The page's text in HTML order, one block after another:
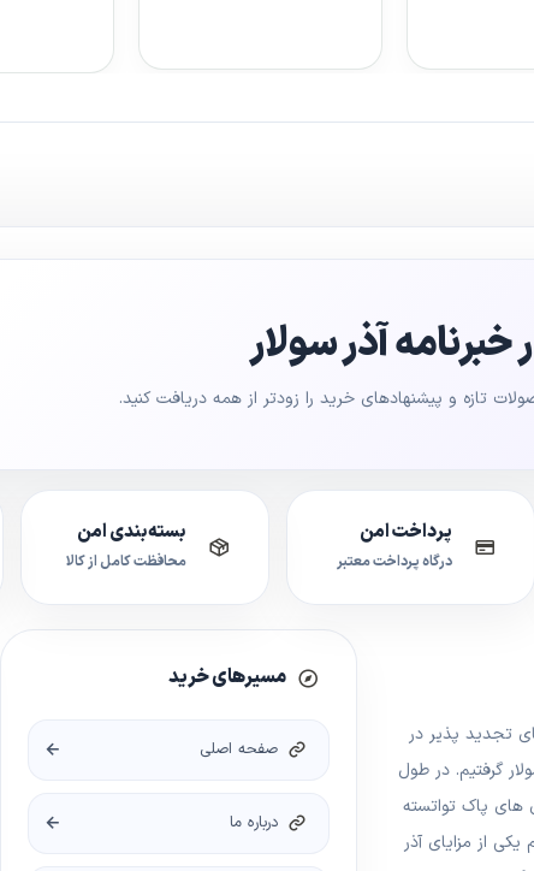
آذر سولار
تازه و پیشنهادهای خرید را زودتر از همه دریافت کنید.
پرداخت امن
درگاه پرداخت معتبر
بسته‌بندی امن
محافظت کامل از کالا
تجدید پذیر در
گرفتیم. در طول
های پاک تواتسته
یکی از مزایای آذر
مسیرهای خرید
صفحه اصلی
درباره ما